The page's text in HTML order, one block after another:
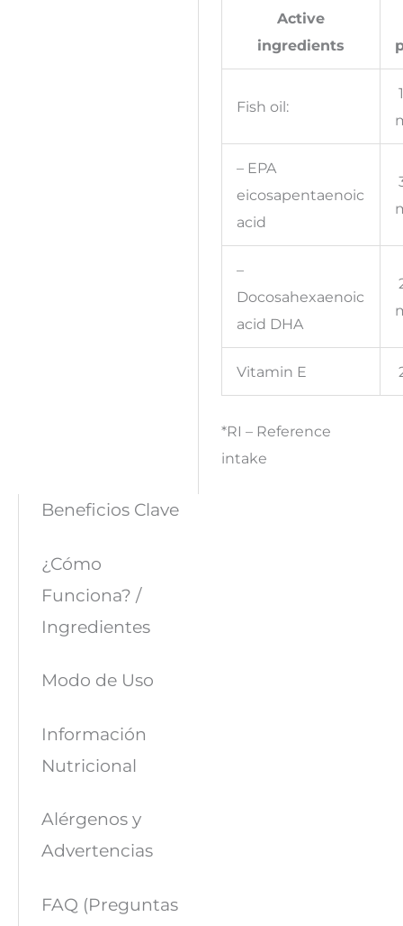
Active
ingredients
Fish oil:
– EPA
eicosapentaenoic
acid
–
Docosahexaenoic
acid DHA
Vitamin E
*RI – Reference
intake
Beneficios Clave
¿Cómo
Funciona? /
Ingredientes
Modo de Uso
Información
Nutricional
Alérgenos y
Advertencias
FAQ (Preguntas